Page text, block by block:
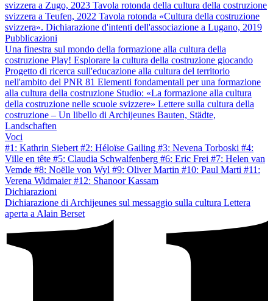
svizzera a Zugo, 2023 Tavola rotonda della cultura della costruzione
svizzera a Teufen, 2022 Tavola rotonda «Cultura della costruzione
svizzera». Dichiarazione d'intenti dell'associazione a Lugano, 2019
Pubblicazioni
Una finestra sul mondo della formazione alla cultura della
costruzione Play! Esplorare la cultura della costruzione giocando
Progetto di ricerca sull'educazione alla cultura del territorio
nell'ambito del PNR 81 Elementi fondamentali per una formazione
alla cultura della costruzione Studio: «La formazione alla cultura
della costruzione nelle scuole svizzere» Lettere sulla cultura della
costruzione – Un libello di Archijeunes Bauten, Städte,
Landschaften
Voci
#1: Kathrin Siebert #2: Héloïse Gailing #3: Nevena Torboski #4:
Ville en tête #5: Claudia Schwalfenberg #6: Eric Frei #7: Helen van
Vemde #8: Noëlle von Wyl #9: Oliver Martin #10: Paul Marti #11:
Verena Widmaier#12: Shanoor Kassam
Dichiarazioni
Dichiarazione di Archijeunes sul messaggio sulla cultura Lettera
aperta a Alain Berset